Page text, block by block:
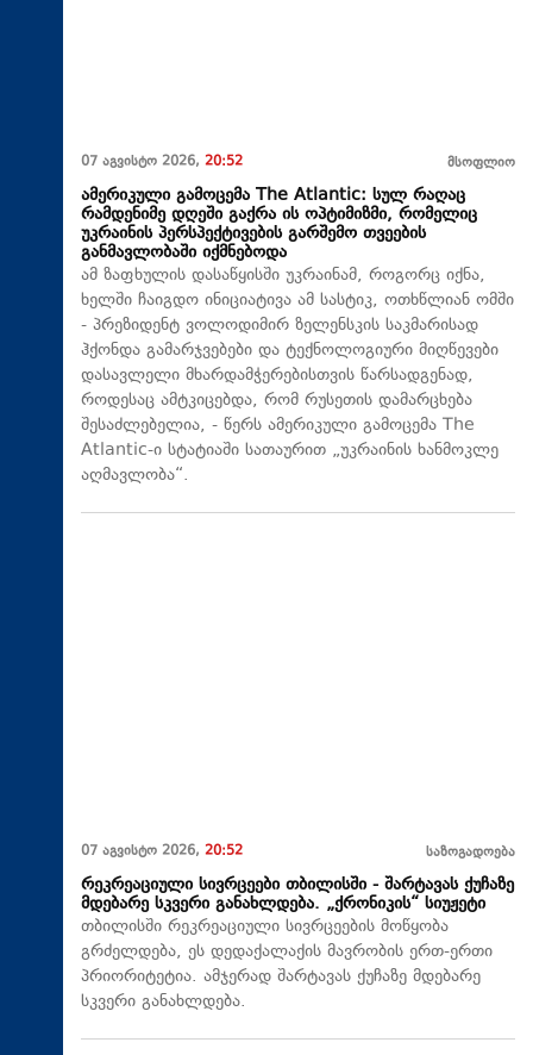
07 აგვისტო 2026, 20:52 მსოფლიო
ამერიკული გამოცემა The Atlantic: სულ რაღაც
რამდენიმე დღეში გაქრა ის ოპტიმიზმი, რომელიც
უკრაინის პერსპექტივების გარშემო თვეების
განმავლობაში იქმნებოდა
ამ ზაფხულის დასაწყისში უკრაინამ, როგორც იქნა,
ხელში ჩაიგდო ინიციატივა ამ სასტიკ, ოთხწლიან ომში
- პრეზიდენტ ვოლოდიმირ ზელენსკის საკმარისად
ჰქონდა გამარჯვებები და ტექნოლოგიური მიღწევები
დასავლელი მხარდამჭერებისთვის წარსადგენად,
როდესაც ამტკიცებდა, რომ რუსეთის დამარცხება
შესაძლებელია, - წერს ამერიკული გამოცემა The
Atlantic-ი სტატიაში სათაურით „უკრაინის ხანმოკლე
აღმავლობა“.
07 აგვისტო 2026, 20:52 საზოგადოება
რეკრეაციული სივრცეები თბილისში - შარტავას ქუჩაზე
მდებარე სკვერი განახლდება. „ქრონიკის“ სიუჟეტი
თბილისში რეკრეაციული სივრცეების მოწყობა
გრძელდება, ეს დედაქალაქის მავრობის ერთ-ერთი
პრიორიტეტია. ამჯერად შარტავას ქუჩაზე მდებარე
სკვერი განახლდება.